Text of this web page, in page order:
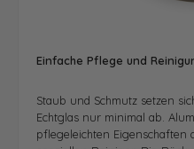
Einfache Pflege und
Staub und Schmutz setzen
Echtglas nur minimal ab.
pflegeleichten